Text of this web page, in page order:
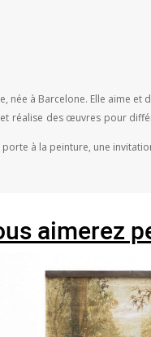
née à Barcelone. Elle aime
réalise des œuvres pour
à la peinture, une
aimerez